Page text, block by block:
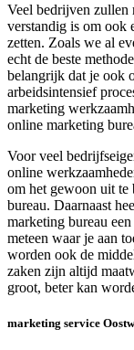
Veel bedrijven zullen
verstandig is om ook
zetten. Zoals we al
echt de beste
belangrijk dat je ook
arbeidsintensief
marketing
online marketing
Voor veel
online
om het gewoon uit te
bureau. Daarnaast
marketing bureau
meteen waar je aan
worden ook de
zaken zijn altijd
groot, beter kan
marketing service